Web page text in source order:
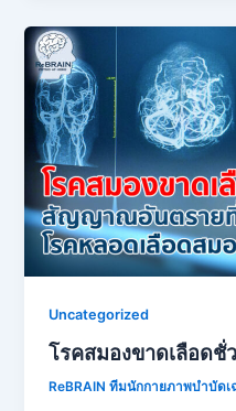
Uncategorized
โรคสมองขาดเลือด
ReBRAIN ทีมนักกายภาพบำบัด